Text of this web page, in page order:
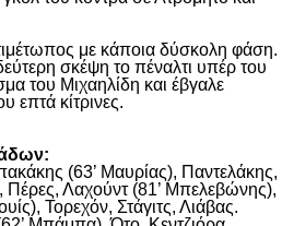
με κάποια δύσκολη φάση.
σκέψη το πέναλτι υπέρ του
του Μιχαηλίδη και έβγαλε
επτά κίτρινες.
(63’ Μαυρίας), Παντελάκης,
Πέρες, Λαχούντ (81’ Μπελεβώνης),
Τορεχόν, Στάγιτς, Λιάβας.